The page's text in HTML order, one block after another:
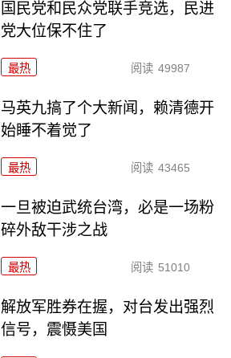
国民党和民众党联手竞选，民进
党大位保不住了
最热 阅读 49987
马英九搞了个大新闻，赖清德开
始睡不着觉了
最热 阅读 43465
一旦被迫武统台湾，必是一场粉
碎外敌干涉之战
最热 阅读 51010
解放军胜券在握，对台发出强烈
信号，震慑美国